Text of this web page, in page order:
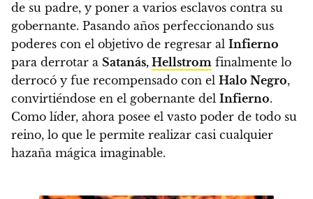
de su padre, y poner a varios esclavos contra su
gobernante. Pasando años perfeccionando sus
poderes con el objetivo de regresar al Infierno
para derrotar a Satanás, Hellstrom finalmente lo
derrocó y fue recompensado con el Halo Negro,
convirtiéndose en el gobernante del Infierno.
Como líder, ahora posee el vasto poder de todo su
reino, lo que le permite realizar casi cualquier
hazaña mágica imaginable.